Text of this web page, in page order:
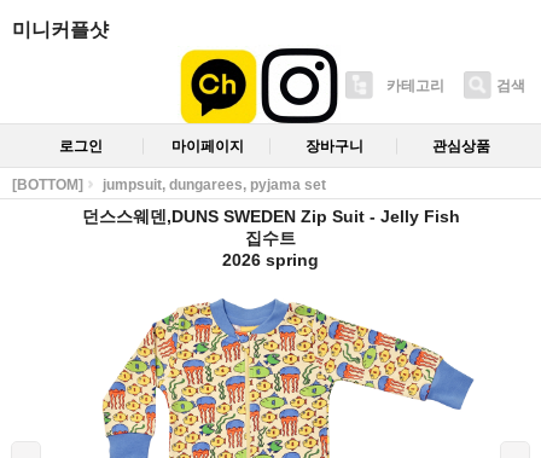
미니커플샷
카테고리 검색
로그인 마이페이지 장바구니 관심상품
[BOTTOM] jumpsuit, dungarees, pyjama set
던스스웨덴,DUNS SWEDEN Zip Suit - Jelly Fish
집수트
2026 spring